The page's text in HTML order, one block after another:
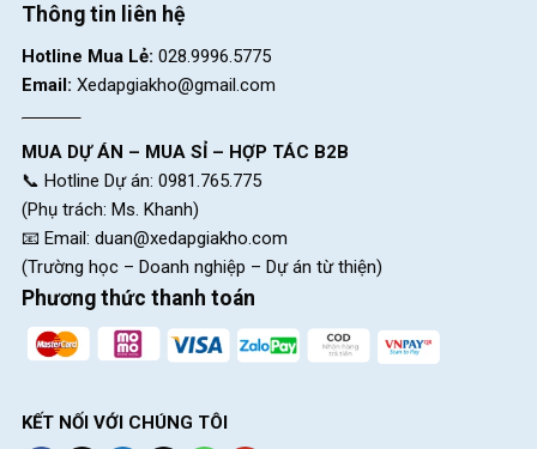
Phanh đĩa chính hãng, độ phản hồi cao. Mang lại sự an toàn tuyệt đối
cho người sử dụng.
Xe Đạp Đường Phố Touring Vivente Quick 700c
Thông tin liên hệ
Hotline Mua Lẻ: 028.9996.5775
Email: Xedapgiakho@gmail.com
MUA DỰ ÁN – MUA SỈ – HỢP TÁC B2B
📞 Hotline Dự án: 0981.765.775
(Phụ trách: Ms. Khanh)
📧 Email: duan@xedapgiakho.com
(Trường học – Doanh nghiệp – Dự án từ thiện)
Phương thức thanh toán
KẾT NỐI VỚI CHÚNG TÔI